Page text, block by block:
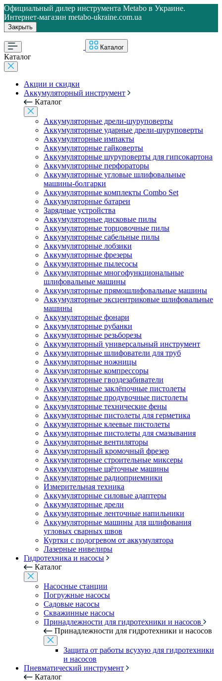
Официальный дилер инструмента Metabo в Украине.
Интернет-магазин metabo-ukraine.com.ua
Закрыть
Каталог
Каталог
Акции и скидки
Аккумуляторный инструмент
Каталог
Аккумуляторные дрели-шуруповерты
Аккумуляторные ударные дрели-шуруповерты
Аккумуляторные импакты
Аккумуляторные гайковерты
Аккумуляторные шуруповерты для гипсокартона
Аккумуляторные перфораторы
Аккумуляторные угловые шлифовальные
машины-болгарки
Аккумуляторные комплекты Combo Set
Аккумуляторные батареи
Зарядные устройства
Аккумуляторные дисковые пилы
Аккумуляторные торцовочные пилы
Аккумуляторные сабельные пилы
Аккумуляторные лобзики
Аккумуляторные фрезеры
Аккумуляторные пылесосы
Аккумуляторные многофункциональные
шлифовальные машины
Аккумуляторные прямошлифовальные машины
Аккумуляторные эксцентриковые шлифовальные
машины
Аккумуляторные фонари
Аккумуляторные рубанки
Аккумуляторные резьборезы
Аккумуляторный универсальный инструмент
Аккумуляторные шлифователи для труб
Аккумуляторные ножницы
Аккумуляторные компрессоры
Аккумуляторные гвоздезабиватели
Аккумуляторные заклёпочные пистолеты
Аккумуляторные продувочные пистолеты
Аккумуляторные технические фены
Аккумуляторные пистолеты для герметика
Аккумуляторные клеевые пистолеты
Аккумуляторные пистолеты для смазывания
Аккумуляторные вентиляторы
Аккумуляторный кромочный фрезер
Аккумуляторные строительные миксеры
Аккумуляторные щёточные машины
Аккумуляторные радиоприемники
Измерительная техника
Аккумуляторные силовые адаптеры
Аккумуляторные дрели
Аккумуляторные ленточные напильники
Аккумуляторные машины для шлифования
угловых сварных швов
Куртки с подогревом от аккумулятора
Лазерные нивелиры
Гидротехника и насосы
Каталог
Насосные станции
Погружные насосы
Садовые насосы
Скважинные насосы
Принадлежности для гидротехники и насосов
Принадлежности для гидротехники и насосов
Защита от работы всухую для гидротехники
и насосов
Пневматический инструмент
Каталог